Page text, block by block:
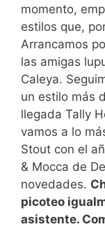
momento,
estilos que,
Arrancamos
las amigas
Caleya.
un estilo más
llegada Tally
vamos a lo
Stout con el
& Mocca de
novedades.
picoteo
asistente.